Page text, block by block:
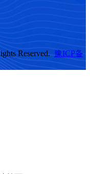
Reserved. 豫ICP备